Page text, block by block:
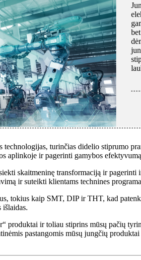
turinčias didelio stiprumo
aplinkoje ir pagerinti gamybos
skaitmeninę transformaciją ir
ir suteikti klientams technines
tokius kaip SMT, DIP ir THT, kad
produktai ir toliau stiprins mūsų pačių
pastangomis mūsų jungčių